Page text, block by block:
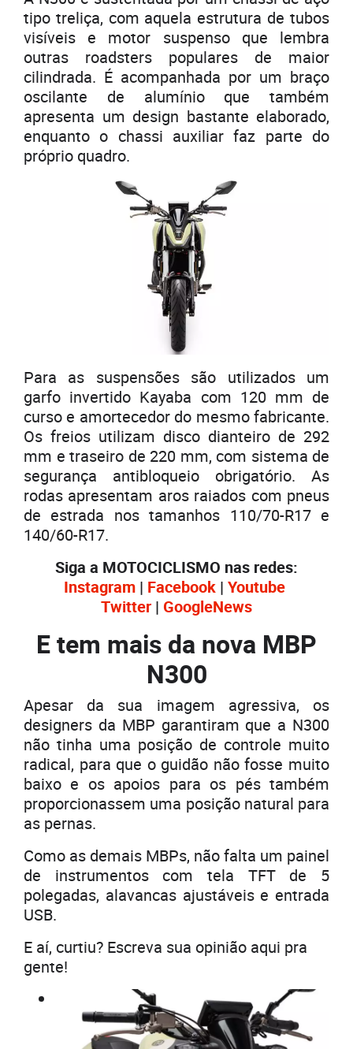
tipo treliça, com aquela estrutura de tubos
visíveis e motor suspenso que lembra
outras roadsters populares de maior
cilindrada. É acompanhada por um braço
oscilante de alumínio que também
apresenta um design bastante elaborado,
enquanto o chassi auxiliar faz parte do
próprio quadro.
Para as suspensões são utilizados um
garfo invertido Kayaba com 120 mm de
curso e amortecedor do mesmo fabricante.
Os freios utilizam disco dianteiro de 292
mm e traseiro de 220 mm, com sistema de
segurança antibloqueio obrigatório. As
rodas apresentam aros raiados com pneus
de estrada nos tamanhos 110/70-R17 e
140/60-R17.
Siga a MOTOCICLISMO nas redes:
Instagram | Facebook | Youtube
Twitter | GoogleNews
E tem mais da nova MBP
N300
Apesar da sua imagem agressiva, os
designers da MBP garantiram que a N300
não tinha uma posição de controle muito
radical, para que o guidão não fosse muito
baixo e os apoios para os pés também
proporcionassem uma posição natural para
as pernas.
Como as demais MBPs, não falta um painel
de instrumentos com tela TFT de 5
polegadas, alavancas ajustáveis ​​​​e entrada
USB.
E aí, curtiu? Escreva sua opinião aqui pra
gente!